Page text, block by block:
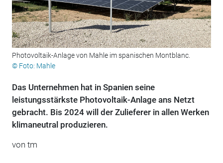
Photovoltaik-Anlage von Mahle im spanischen Montblanc.
© Foto: Mahle
Das Unternehmen hat in Spanien seine
leistungsstärkste Photovoltaik-Anlage ans Netzt
gebracht. Bis 2024 will der Zulieferer in allen Werken
klimaneutral produzieren.
von tm